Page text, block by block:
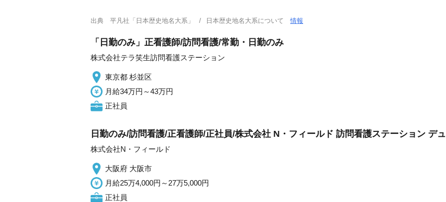
出典 平凡社「日本歴史地名大系」 日本歴史地名大系について情報
「日勤のみ」正看護師/訪問看護/常勤・日勤のみ
株式会社テラ笑生訪問看護ステーション
東京都 杉並区
月給34万円～43万円
正社員
日勤のみ/訪問看護/正看護師/正社員/株式会社 N・フィールド 訪問看護ステーション デ
株式会社N・フィールド
大阪府 大阪市
月給25万4,000円～27万5,000円
正社員